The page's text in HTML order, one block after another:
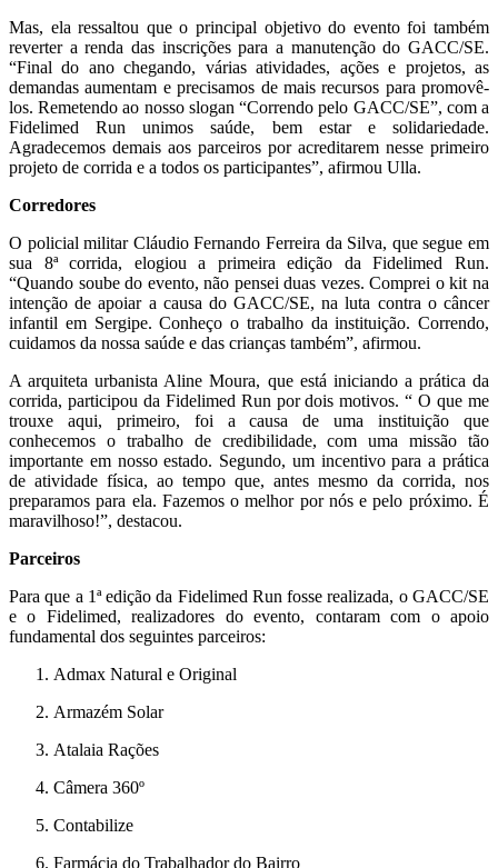
Mas, ela ressaltou que o principal objetivo do evento foi também
reverter a renda das inscrições para a manutenção do GACC/SE.
“Final do ano chegando, várias atividades, ações e projetos, as
demandas aumentam e precisamos de mais recursos para promovê-
los. Remetendo ao nosso slogan “Correndo pelo GACC/SE”, com a
Fidelimed Run unimos saúde, bem estar e solidariedade.
Agradecemos demais aos parceiros por acreditarem nesse primeiro
projeto de corrida e a todos os participantes”, afirmou Ulla.
Corredores
O policial militar Cláudio Fernando Ferreira da Silva, que segue em
sua 8ª corrida, elogiou a primeira edição da Fidelimed Run.
“Quando soube do evento, não pensei duas vezes. Comprei o kit na
intenção de apoiar a causa do GACC/SE, na luta contra o câncer
infantil em Sergipe. Conheço o trabalho da instituição. Correndo,
cuidamos da nossa saúde e das crianças também”, afirmou.
A arquiteta urbanista Aline Moura, que está iniciando a prática da
corrida, participou da Fidelimed Run por dois motivos. “ O que me
trouxe aqui, primeiro, foi a causa de uma instituição que
conhecemos o trabalho de credibilidade, com uma missão tão
importante em nosso estado. Segundo, um incentivo para a prática
de atividade física, ao tempo que, antes mesmo da corrida, nos
preparamos para ela. Fazemos o melhor por nós e pelo próximo. É
maravilhoso!”, destacou.
Parceiros
Para que a 1ª edição da Fidelimed Run fosse realizada, o GACC/SE
e o Fidelimed, realizadores do evento, contaram com o apoio
fundamental dos seguintes parceiros:
Admax Natural e Original
Armazém Solar
Atalaia Rações
Câmera 360º
Contabilize
Farmácia do Trabalhador do Bairro